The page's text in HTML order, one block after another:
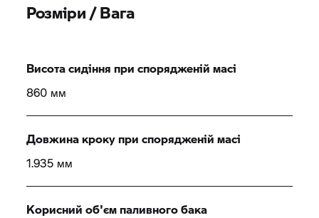
Розміри / Вага
Висота сидіння при спорядженій масі
860 мм
Довжина кроку при спорядженій масі
1.935 мм
Корисний об'єм паливного бака